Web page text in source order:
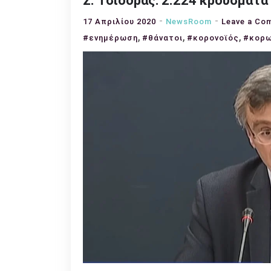
17 Απριλίου 2020 NewsRoom Leave a
#ενημέρωση, #θάνατοι, #κορονοϊός ,